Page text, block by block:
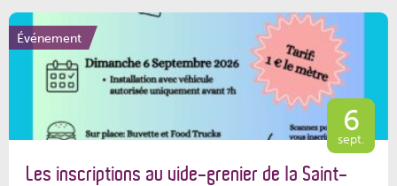
Événement
6
sept.
Les inscriptions au vide-grenier de la Saint-